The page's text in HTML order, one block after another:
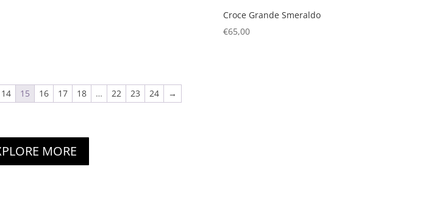
Croce Grande Smeraldo
€65,00
14 15 16 17 18 … 22 23 24 →
MORE